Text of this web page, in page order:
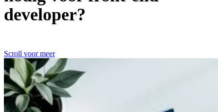
developer?
Scroll voor meer